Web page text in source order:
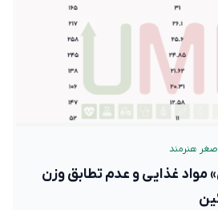
هنرمند
مواد غذایی و عدم تطابق وزن